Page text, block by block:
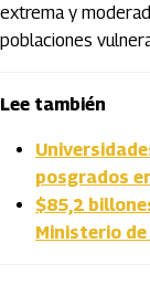
extrema y
poblaciones
Lee también
posgrados
$85,2
Ministerio